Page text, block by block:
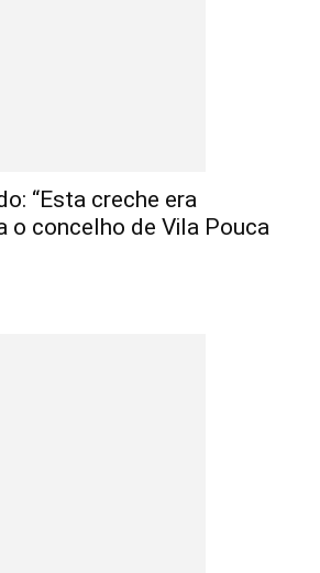
“Esta creche era
o concelho de Vila Pouca